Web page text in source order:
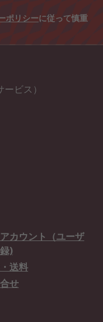
ポリシーに従って慎重
ビス）
カウント（ユーザ
)
送料
せ